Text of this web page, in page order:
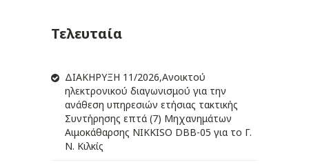
Τελευταία
ΔIΑΚΗΡΥΞΗ 11/2026,Ανοικτού
ηλεκτρονικού διαγωνισμού για την
ανάθεση υπηρεσιών ετήσιας τακτικής
Συντήρησης επτά (7) Μηχανημάτων
Αιμοκάθαρσης NIKKISO DBB-05 για το Γ.
Ν. Κιλκίς